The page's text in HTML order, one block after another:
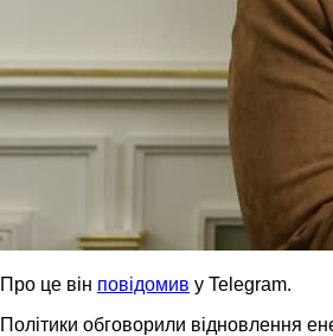
Про це він повідомив у Telegram.
Політики обговорили відновлення